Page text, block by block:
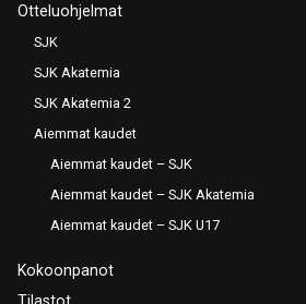
Otteluohjelmat
SJK
SJK Akatemia
SJK Akatemia 2
Aiemmat kaudet
Aiemmat kaudet – SJK
Aiemmat kaudet – SJK Akatemia
Aiemmat kaudet – SJK U17
Kokoonpanot